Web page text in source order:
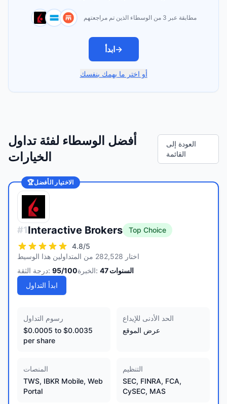
مطابقة عبر 3 من الوسطاء الذين تم مراجعتهم
ابدأ→
أو اختر ما يهمك بنفسك
أفضل الوسطاء لفئة تداول
الخيارات
العودة إلى
القائمة
🏆الاختيار الأفضل
#1Interactive Brokers
Top Choice
4.8/5
اختار 282,528 من المتداولين هذا الوسيط
درجة الثقة: 95/100 الخبرة: 47 السنوات
ابدأ التداول
رسوم التداول
$0.0005 to $0.0035
per share
الحد الأدنى للإيداع
عرض الموقع
المنصات
TWS, IBKR Mobile, Web
Portal
التنظيم
SEC, FINRA, FCA,
CySEC, MAS